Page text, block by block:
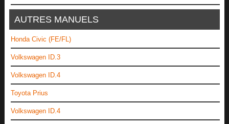
AUTRES MANUELS
Honda Civic (FE/FL)
Volkswagen ID.3
Volkswagen ID.4
Toyota Prius
Volkswagen ID.4